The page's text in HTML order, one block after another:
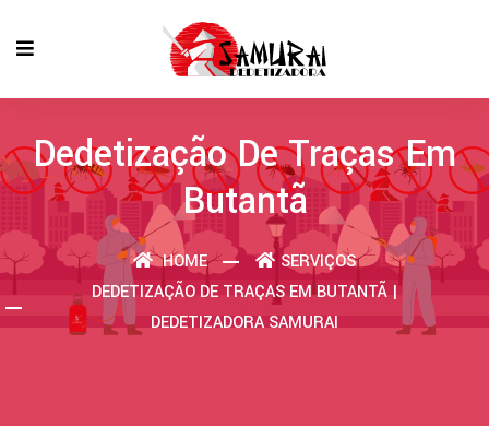
Dedetização De Traças Em
Butantã
HOME
SERVIÇOS
DEDETIZAÇÃO DE TRAÇAS EM BUTANTÃ |
DEDETIZADORA SAMURAI